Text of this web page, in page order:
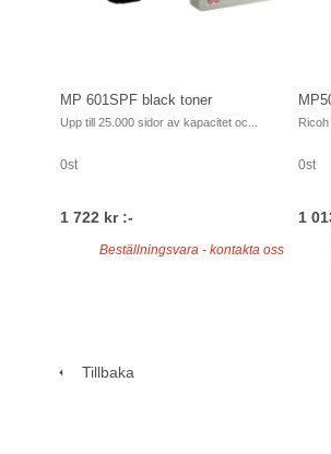
MP 601SPF black toner
Upp till 25.000 sidor av kapacitet oc...
0st
1 722 kr :-
Beställningsvara - kontakta oss
0st
1
Tillbaka